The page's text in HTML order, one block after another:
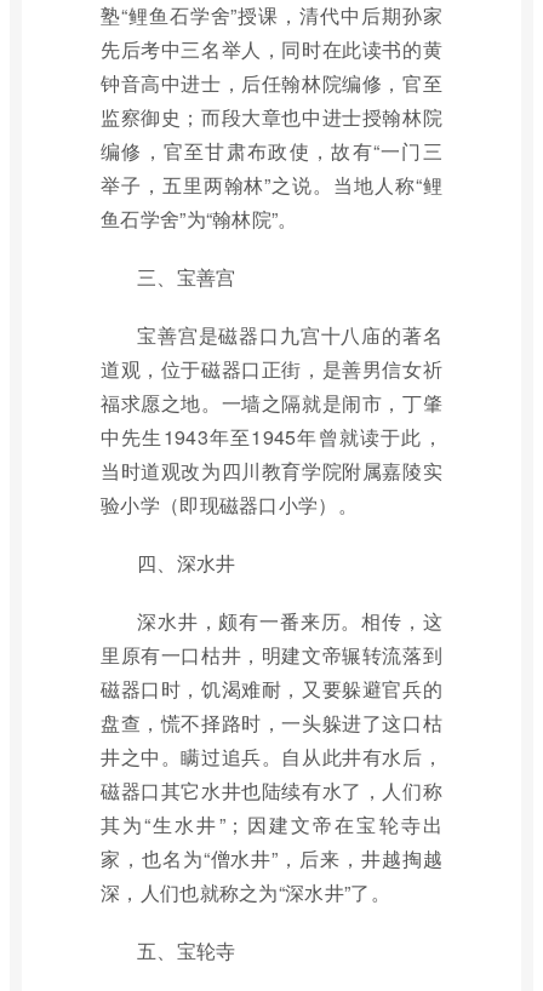
塾“鲤鱼石学舍”授课，清代中后期孙家
先后考中三名举人，同时在此读书的黄
钟音高中进士，后任翰林院编修，官至
监察御史；而段大章也中进士授翰林院
编修，官至甘肃布政使，故有“一门三
举子，五里两翰林”之说。当地人称“鲤
鱼石学舍”为“翰林院”。
三、宝善宫
宝善宫是磁器口九宫十八庙的著名
道观，位于磁器口正街，是善男信女祈
福求愿之地。一墙之隔就是闹市，丁肇
中先生1943年至1945年曾就读于此，
当时道观改为四川教育学院附属嘉陵实
验小学（即现磁器口小学）。
四、深水井
深水井，颇有一番来历。相传，这
里原有一口枯井，明建文帝辗转流落到
磁器口时，饥渴难耐，又要躲避官兵的
盘查，慌不择路时，一头躲进了这口枯
井之中。瞒过追兵。自从此井有水后，
磁器口其它水井也陆续有水了，人们称
其为“生水井”；因建文帝在宝轮寺出
家，也名为“僧水井”，后来，井越掏越
深，人们也就称之为“深水井”了。
五、宝轮寺